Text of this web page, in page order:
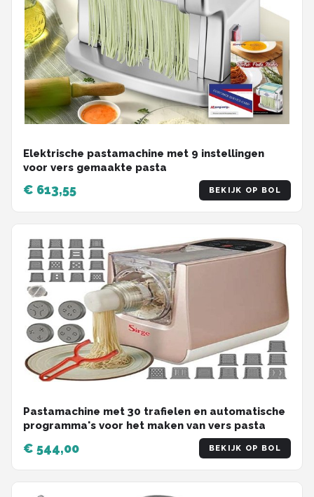
Elektrische pastamachine met 9 instellingen
voor vers gemaakte pasta
€ 613,55 BEKIJK OP BOL
Pastamachine met 30 trafielen en automatische
programma's voor het maken van vers pasta
€ 544,00 BEKIJK OP BOL